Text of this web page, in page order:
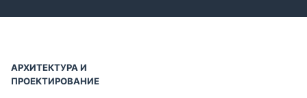
АРХИТЕКТУРА И
ПРОЕКТИРОВАНИЕ